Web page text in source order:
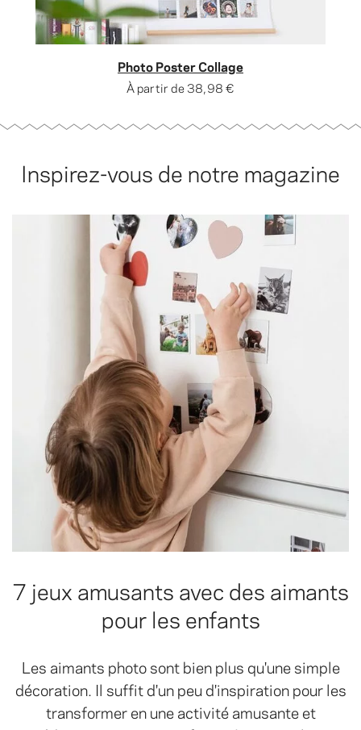
Photo Poster Collage
À partir de38,98 €
Inspirez-vous de notre magazine
7 jeux amusants avec des aimants
pour les enfants
Les aimants photo sont bien plus qu'une simple
décoration. Il suffit d'un peu d'inspiration pour les
transformer en une activité amusante et